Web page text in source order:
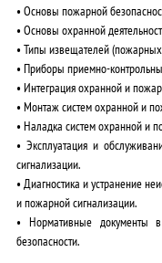
• Основы пожарной
• Основы охранной
• Типы извещателей
• Приборы приемно-
• Интеграция охранной и
• Монтаж систем охранной и
• Наладка систем охранной и
• Эксплуатация и
сигнализации.
• Диагностика и устранение
и пожарной сигнализации.
• Нормативные документы
безопасности.